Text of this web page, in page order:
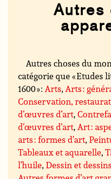
Autres
Autres choses du
catégorie que « Etudes
1600 » :Arts,Arts :
Conservation,
d’œuvres d’art,
d’œuvres d’art,Art :
arts : formes d’art,
Tableaux et aquarelle,
l’huile,Dessin et dessins